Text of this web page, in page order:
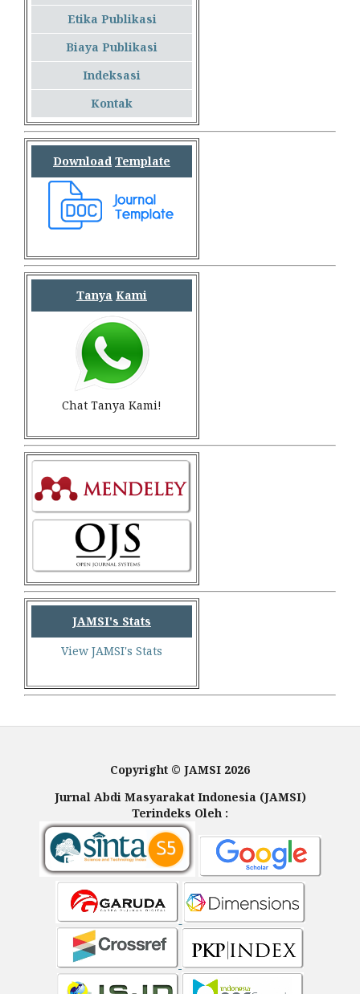
Etika Publikasi
Biaya Publikasi
Indeksasi
Kontak
Download Template
Tanya Kami
Chat Tanya Kami!
JAMSI's Stats
View JAMSI's Stats
Copyright © JAMSI 2026
Jurnal Abdi Masyarakat Indonesia (JAMSI)
Terindeks Oleh :